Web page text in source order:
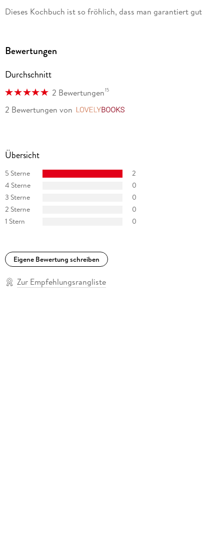
Dieses Kochbuch ist so fröhlich, dass man garantiert gut
Weg mit dem Winter-Blues her mit dem Buch! Am liebsten
würde man jede Seite rausreißen und an die Küchenwand
Wie es einen anlacht, mit dem gelb strahlenden Cover und
der rot leuchtenden Tomatensauce. (. . .) Ein klarer Fall von
knallverliebt. Susanne Kippenberger, Der Tagesspiegel
Bewertungen
Durchschnitt
2 Bewertungen15
2 Bewertungen von
Übersicht
5 Sterne
2
4 Sterne
0
3 Sterne
0
2 Sterne
0
1 Stern
0
Eigene Bewertung schreiben
Zur Empfehlungsrangliste